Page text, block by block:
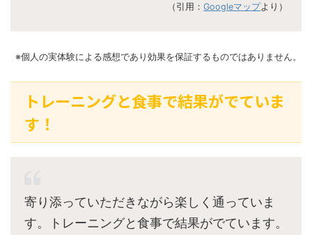
（引用： Googleマップより）
※個人の実体験による感想であり効果を保証するものではありません。
トレーニングと食事で結果がでていま
す！
寄り添っていただきながら楽しく通っていま
す。トレーニングと食事で結果がでています。